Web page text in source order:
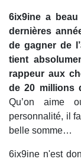
6ix9ine a
dernières
de gagner de
tient
rappeur aux
de 20 millions
Qu’on aime
personnalité, il
belle somme…
6ix9ine n'est